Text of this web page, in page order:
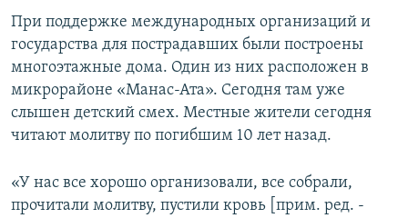
При поддержке международных организаций и
государства для пострадавших были построены
многоэтажные дома. Один из них расположен в
микрорайоне «Манас-Ата». Сегодня там уже
слышен детский смех. Местные жители сегодня
читают молитву по погибшим 10 лет назад.
«У нас все хорошо организовали, все собрали,
прочитали молитву, пустили кровь [прим. ред. -